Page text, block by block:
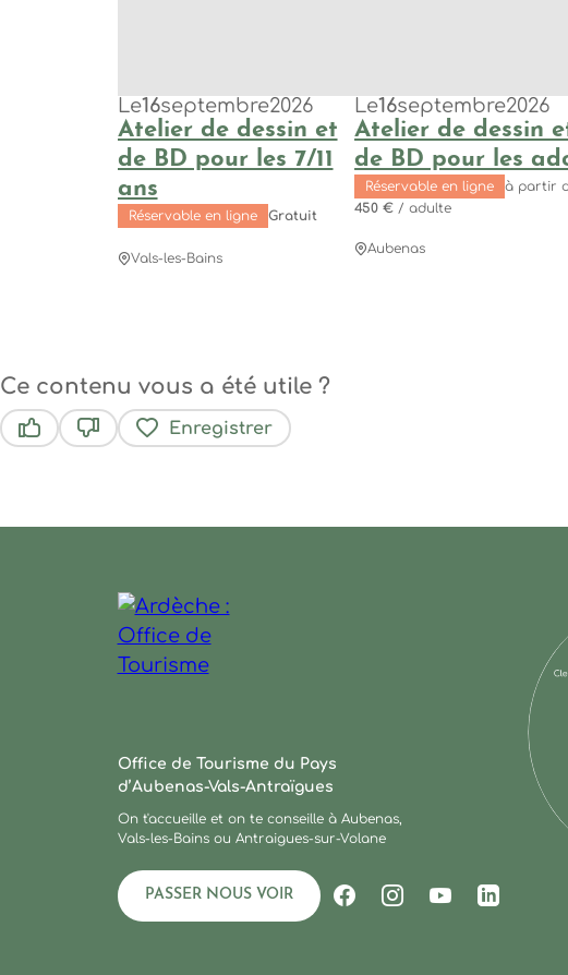
Atelier de dessin et
de BD pour les 7/11
ans
Réservable en ligne Gratuit
Le16septembre2026
Vals-les-Bains
Atelier de dessin
de BD pour les
Réservable en ligne
à partir
450 € / adulte
Le16septembre2026
Aubenas
Ce contenu vous a été utile ?
Enregistrer
Office de Tourisme du Pays
d’Aubenas-Vals-Antraïgues
On t'accueille et on te conseille à Aubenas,
Vals-les-Bains ou Antraigues-sur-Volane
PASSER NOUS VOIR
Suivez-nous sur
Suivez-nous sur
Suivez-nous
Suivez-